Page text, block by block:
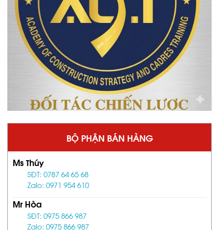
BỘ PHẬN BÁN HÀNG
Ms Thúy
SĐT: 0787 64 65 68
Zalo: 0971 954 610
Mr Hòa
SĐT: 0975 866 987
Zalo: 0975 866 987